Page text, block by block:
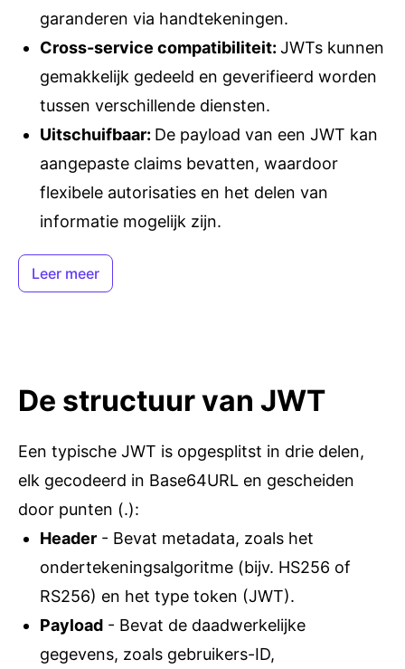
garanderen via handtekeningen.
Cross-service compatibiliteit: JWTs kunnen
gemakkelijk gedeeld en geverifieerd worden
tussen verschillende diensten.
Uitschuifbaar: De payload van een JWT kan
aangepaste claims bevatten, waardoor
flexibele autorisaties en het delen van
informatie mogelijk zijn.
Leer meer
De structuur van JWT
Een typische JWT is opgesplitst in drie delen,
elk gecodeerd in Base64URL en gescheiden
door punten (.):
Header - Bevat metadata, zoals het
ondertekeningsalgoritme (bijv. HS256 of
RS256) en het type token (JWT).
Payload - Bevat de daadwerkelijke
gegevens, zoals gebruikers-ID,